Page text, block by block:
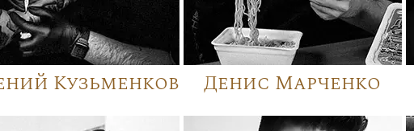
Кузьменков Денис Марченко